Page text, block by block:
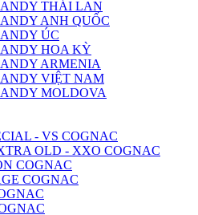
THÁI LAN
ANH QUỐC
ÚC
HOA KỲ
ARMENIA
VIỆT NAM
MOLDOVA
- VS COGNAC
OLD - XXO COGNAC
COGNAC
COGNAC